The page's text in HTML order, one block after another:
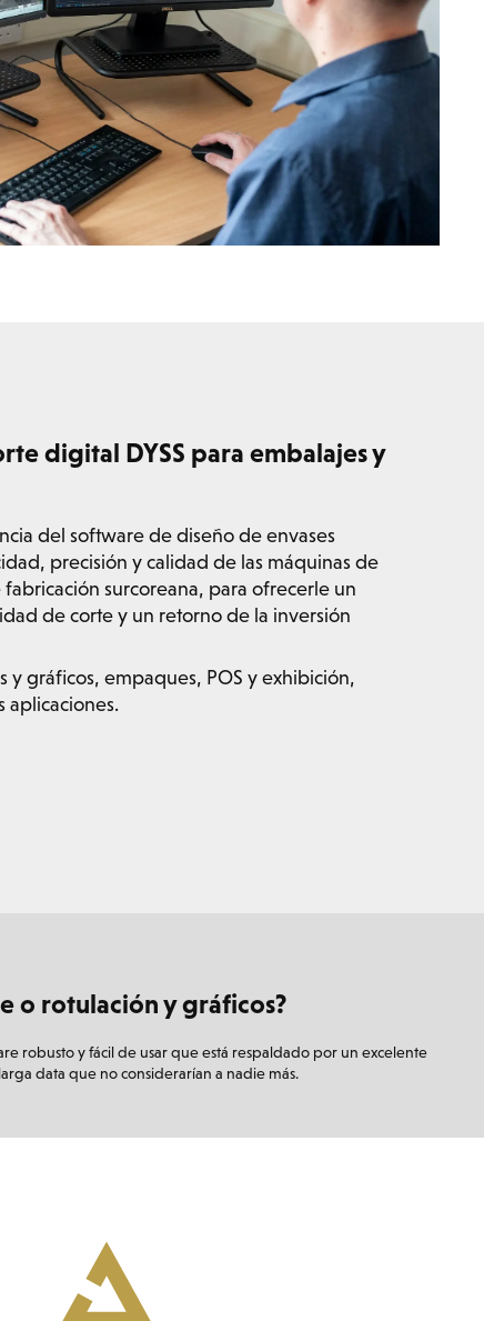
digital DYSS para embalajes y
del software de diseño de envases
precisión y calidad de las máquinas de
fabricación surcoreana, para ofrecerle un
de corte y un retorno de la inversión
y gráficos, empaques, POS y exhibición,
aplicaciones.
o rotulación y gráficos?
robusto y fácil de usar que está respaldado por un excelente
data que no considerarían a nadie más.